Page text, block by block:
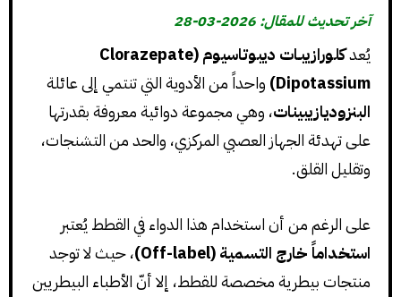
آخر تحديث للمقال: 2026-03-28
يُعد
كلورازيبـات ديبوتاسيوم (Clorazepate
Dipotassium) واحداً من الأدوية التي تنتمي إلى عائلة
البنزوديازيبينات، وهي مجموعة دوائية معروفة بقدرتها
على تهدئة الجهاز العصبي المركزي، والحد من التشنجات،
وتقليل القلق.
على الرغم من أن استخدام هذا الدواء في القطط يُعتبر
استخداماً خارج التسمية (Off-label)
، حيث لا توجد
منتجات بيطرية مخصصة للقطط، إلا أنّ الأطباء البيطريين